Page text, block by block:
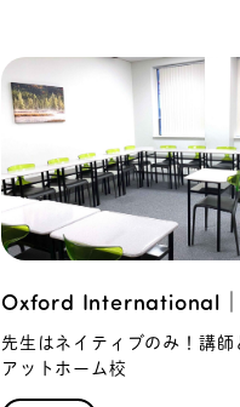
Oxford International
先生はネイティブのみ！講師
アットホーム校